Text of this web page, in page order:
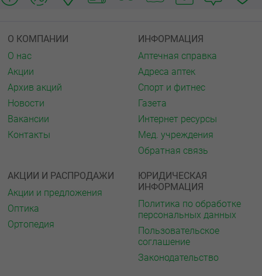
О КОМПАНИИ
О нас
Акции
Архив акций
Новости
Вакансии
Контакты
ИНФОРМАЦИЯ
Аптечная справка
Адреса аптек
Спорт и фитнес
Газета
Интернет ресурсы
Мед. учреждения
Обратная связь
АКЦИИ И РАСПРОДАЖИ
Акции и предложения
Оптика
Ортопедия
ЮРИДИЧЕСКАЯ
ИНФОРМАЦИЯ
Политика по обработке
персональных данных
Пользовательское
соглашение
Законодательство